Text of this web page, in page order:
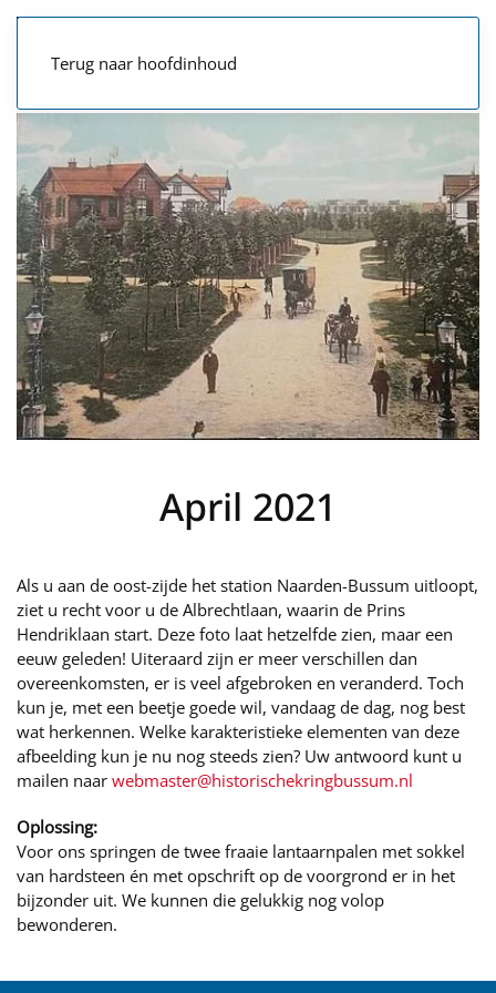
Terug naar hoofdinhoud
April 2021
Als u aan de oost-zijde het station Naarden-Bussum uitloopt,
ziet u recht voor u de Albrechtlaan, waarin de Prins
Hendriklaan start. Deze foto laat hetzelfde zien, maar een
eeuw geleden! Uiteraard zijn er meer verschillen dan
overeenkomsten, er is veel afgebroken en veranderd. Toch
kun je, met een beetje goede wil, vandaag de dag, nog best
wat herkennen. Welke karakteristieke elementen van deze
afbeelding kun je nu nog steeds zien? Uw antwoord kunt u
mailen naar webmaster@historischekringbussum.nl
Oplossing:
Voor ons springen de twee fraaie lantaarnpalen met sokkel
van hardsteen én met opschrift op de voorgrond er in het
bijzonder uit. We kunnen die gelukkig nog volop
bewonderen.